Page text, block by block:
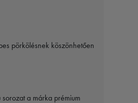
pörkölésnek köszönhetően
a márka prémium